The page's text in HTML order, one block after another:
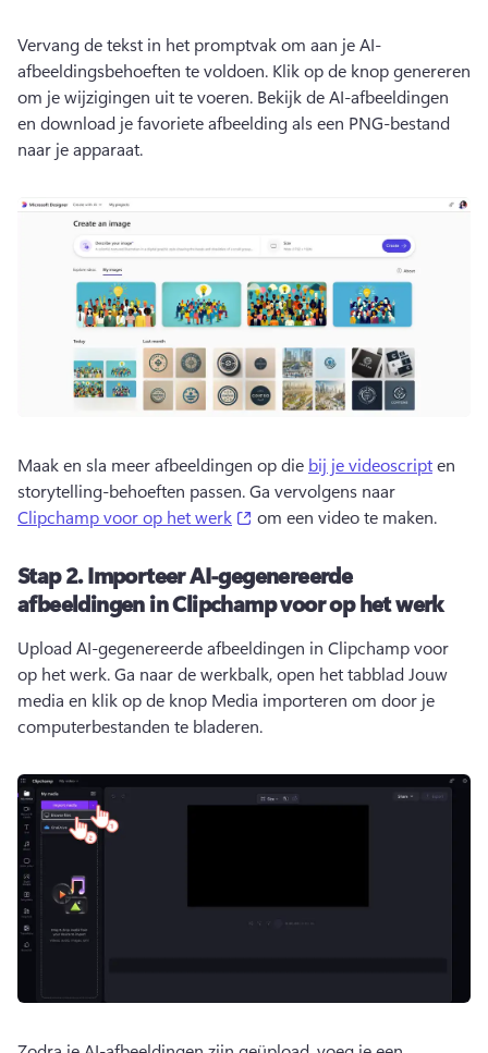
Vervang de tekst in het promptvak om aan je AI-
afbeeldingsbehoeften te voldoen. Klik op de knop genereren
om je wijzigingen uit te voeren. Bekijk de AI-afbeeldingen
en download je favoriete afbeelding als een PNG-bestand
naar je apparaat.
Maak en sla meer afbeeldingen op die bij je videoscript en
storytelling-behoeften passen. Ga vervolgens naar
Clipchamp voor op het werk
(opens in a new tab)
om een video te maken.
Stap 2.Importeer AI-gegenereerde
afbeeldingen in Clipchamp voor op het werk
Upload AI-gegenereerde afbeeldingen in Clipchamp voor
op het werk. Ga naar de werkbalk, open het tabblad Jouw
media en klik op de knop Media importeren om door je
computerbestanden te bladeren.